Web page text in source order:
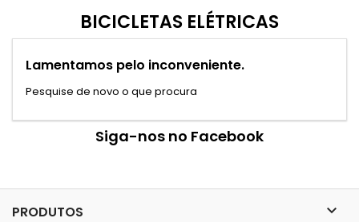
BICICLETAS ELÉTRICAS
Lamentamos pelo inconveniente.
Pesquise de novo o que procura
Siga-nos no Facebook
PRODUTOS 